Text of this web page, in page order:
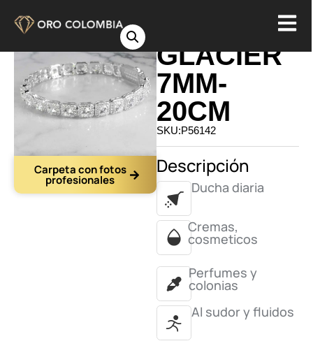
Carpeta con fotos
profesionales
PULSERA
GLACIER
7MM-
20CM
SKU:P56142
Descripción
Ducha diaria
Cremas,
cosmeticos
Perfumes y
colonias
Al sudor y fluidos